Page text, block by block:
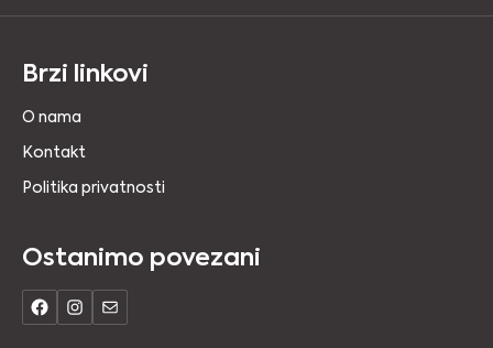
Brzi linkovi
O nama
Kontakt
Politika privatnosti
Ostanimo povezani